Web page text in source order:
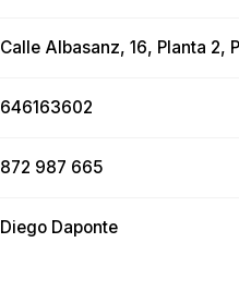
Calle Albasanz, 16, Planta 2,
646163602
872 987 665
Diego Daponte